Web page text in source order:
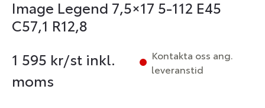
Image Legend 7,5×17 5-112 E45
C57,1 R12,8
1 595 kr/st inkl.
moms
Kontakta oss ang.
leveranstid